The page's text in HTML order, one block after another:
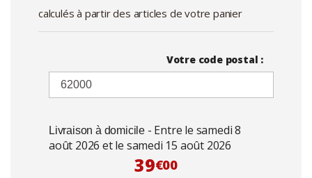
calculés à partir des articles de votre panier
Votre code postal :
Livraison à domicile - Entre le samedi 8
août 2026 et le samedi 15 août 2026
39€00